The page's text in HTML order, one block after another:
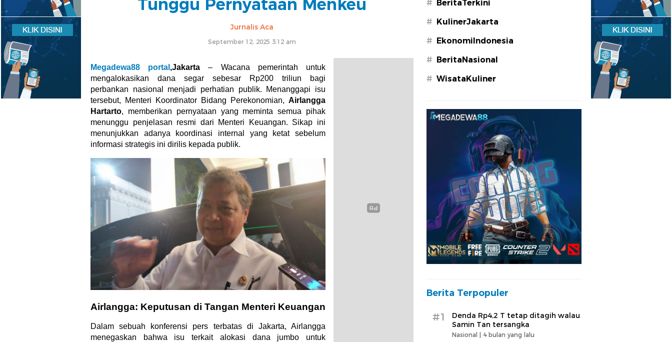
Tunggu Pernyataan Menkeu
Jurnalis Aca
September 12, 2025 3:12 am
Megadewa88 portal ,Jakarta – Wacana pemerintah untuk
mengalokasikan dana segar sebesar Rp200 triliun bagi
perbankan nasional menjadi perhatian publik. Menanggapi isu
tersebut, Menteri Koordinator Bidang Perekonomian, Airlangga
Hartarto, memberikan pernyataan yang meminta semua pihak
menunggu penjelasan resmi dari Menteri Keuangan. Sikap ini
menunjukkan adanya koordinasi internal yang ketat sebelum
informasi strategis ini dirilis kepada publik.
Airlangga: Keputusan di Tangan Menteri Keuangan
Dalam sebuah konferensi pers terbatas di Jakarta, Airlangga
menegaskan bahwa isu terkait alokasi dana jumbo untuk
# BeritaTerkini
# KulinerJakarta
# EkonomiIndonesia
# BeritaNasional
# WisataKuliner
Berita Terpopuler
#1
Denda Rp4,2 T tetap ditagih walau
Samin Tan tersangka
Nasional | 4 bulan yang lalu